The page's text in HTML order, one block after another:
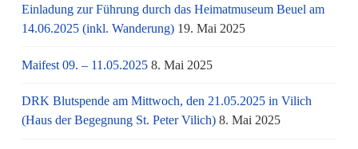
Einladung zur Führung durch das Heimatmuseum Beuel am
14.06.2025 (inkl. Wanderung) 19. Mai 2025
Maifest 09. – 11.05.2025 8. Mai 2025
DRK Blutspende am Mittwoch, den 21.05.2025 in Vilich
(Haus der Begegnung St. Peter Vilich) 8. Mai 2025